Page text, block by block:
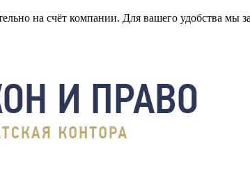
на счёт компании. Для вашего удобства